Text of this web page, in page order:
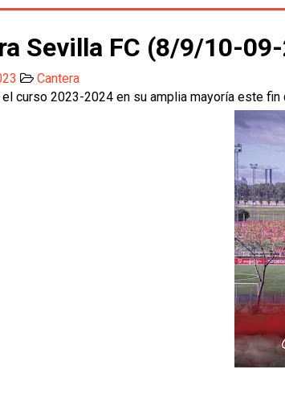
Sevilla FC (8/9/10-
Cantera
curso 2023-2024 en su amplia mayoría este fin